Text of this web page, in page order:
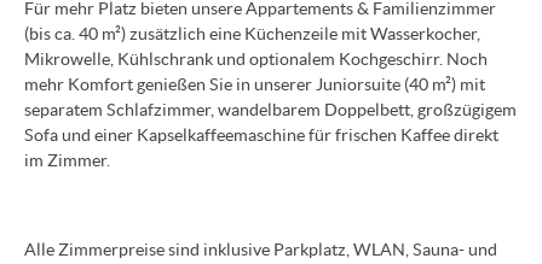
Für mehr Platz bieten unsere Appartements & Familienzimmer
(bis ca. 40 m²) zusätzlich eine Küchenzeile mit Wasserkocher,
Mikrowelle, Kühlschrank und optionalem Kochgeschirr. Noch
mehr Komfort genießen Sie in unserer Juniorsuite (40 m²) mit
separatem Schlafzimmer, wandelbarem Doppelbett, großzügigem
Sofa und einer Kapselkaffeemaschine für frischen Kaffee direkt
im Zimmer.
Alle Zimmerpreise sind inklusive Parkplatz, WLAN, Sauna- und